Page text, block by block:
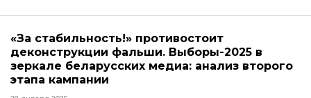
«За стабильность!» противостоит
деконструкции фальши. Выборы-2025 в
зеркале беларусских медиа: анализ второго
этапа кампании